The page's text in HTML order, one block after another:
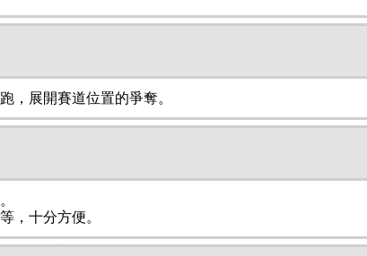
，展開賽道位置的爭奪。
，十分方便。